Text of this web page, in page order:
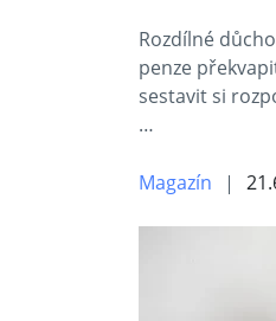
Rozdílné
penze
sestavit si
…
Magazín